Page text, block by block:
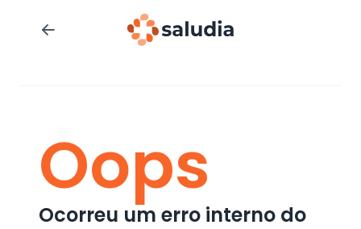
Oops
Ocorreu um erro interno do